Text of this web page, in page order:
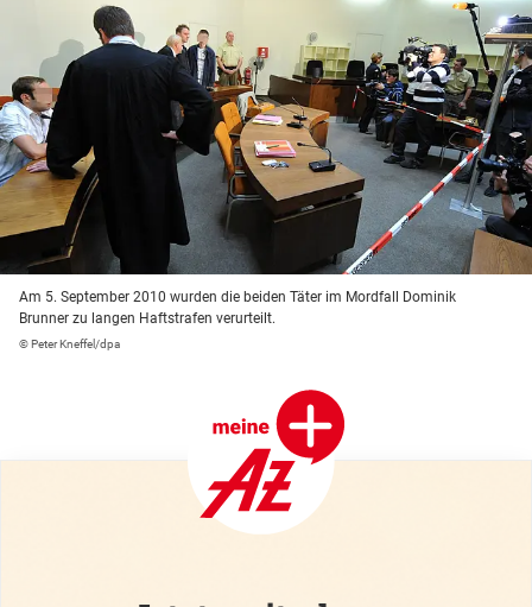
Am 5. September 2010 wurden die beiden Täter im Mordfall Dominik
Brunner zu langen Haftstrafen verurteilt.
© Peter Kneffel/dpa